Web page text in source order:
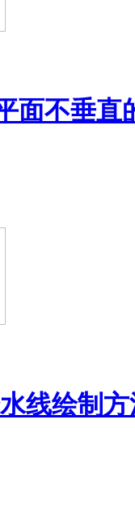
面不垂直
线绘制方